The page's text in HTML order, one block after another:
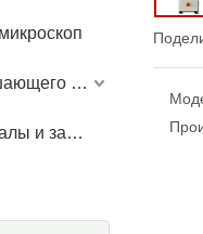
Приборы неразрушающего контроля
Расходные материалы и запчасти